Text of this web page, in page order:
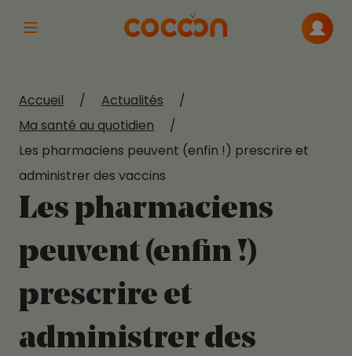
Afficher la navigation principale
Me
Accueil / Actualités
/
Ma santé au quotidien
/
Les pharmaciens peuvent (enfin !) prescrire et
administrer des vaccins
Les pharmaciens
peuvent (enfin !)
prescrire et
administrer des